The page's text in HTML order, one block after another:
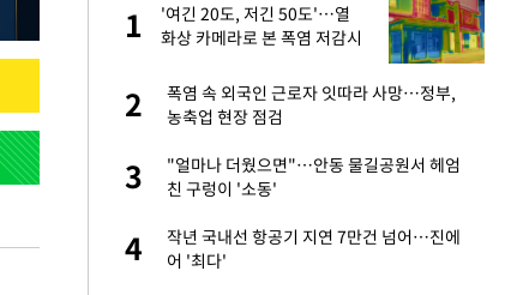
드 입단
1
'여긴 20도, 저긴 50도'…열
화상 카메라로 본 폭염 저감시
2
폭염 속 외국인 근로자 잇따라 사망…정부,
농축업 현장 점검
3
"얼마나 더웠으면"…안동 물길공원서 헤엄
친 구렁이 '소동'
4
작년 국내선 항공기 지연 7만건 넘어…진에
어 '최다'